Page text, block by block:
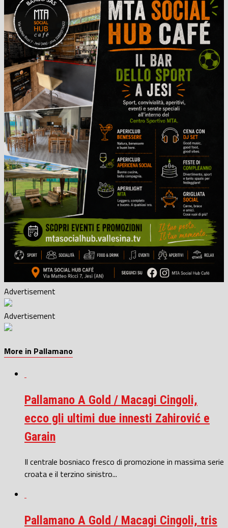
Advertisement
Advertisement
More in Pallamano
Pallamano A Gold / Macagi Cingoli,
ecco gli ultimi due innesti Zahirović e
Garain
Il centrale bosniaco fresco di promozione in massima serie
croata e il terzino sinistro...
Pallamano A Gold / Macagi Cingoli, tris